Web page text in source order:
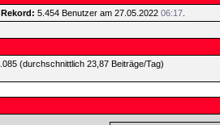
Rekord: 5.454 Benutzer am 27.05.2022 06:17.
(durchschnittlich 23,87 Beiträge/Tag)